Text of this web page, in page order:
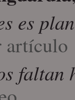
es
artículo